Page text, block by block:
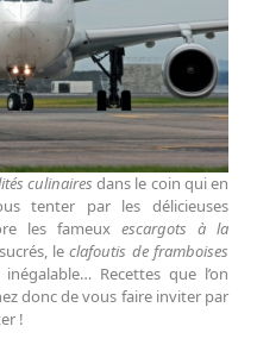
culinaires dans le coin qui en
tenter par les délicieuses
les fameux escargots à la
leclafoutis de framboises
Recettes que l’on
donc de vous faire inviter par
!